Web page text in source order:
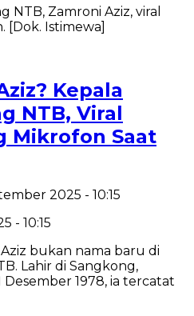
Kepala
NTB, Viral
Mikrofon Saat
2025 - 10:15
- 10:15
bukan nama baru di
Lahir di Sangkong,
1978, ia tercatat